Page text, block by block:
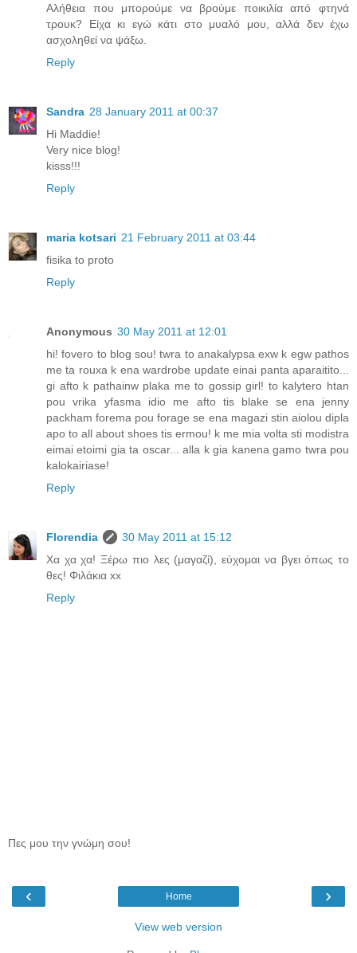
Αλήθεια που μπορούμε να βρούμε ποικιλία από φτηνά
τρουκ? Είχα κι εγώ κάτι στο μυαλό μου, αλλά δεν έχω
ασχοληθεί να ψάξω.
Reply
Sandra 28 January 2011 at 00:37
Hi Maddie!
Very nice blog!
kisss!!!
Reply
maria kotsari 21 February 2011 at 03:44
fisika to proto
Reply
Anonymous 30 May 2011 at 12:01
hi! fovero to blog sou! twra to anakalypsa exw k egw pathos
me ta rouxa k ena wardrobe update einai panta aparaitito...
gi afto k pathainw plaka me to gossip girl! to kalytero htan
pou vrika yfasma idio me afto tis blake se ena jenny
packham forema pou forage se ena magazi stin aiolou dipla
apo to all about shoes tis ermou! k me mia volta sti modistra
eimai etoimi gia ta oscar... alla k gia kanena gamo twra pou
kalokairiase!
Reply
Florendia
30 May 2011 at 15:12
Χα χα χα! Ξέρω πιο λες (μαγαζί), εύχομαι να βγει όπως το
θες! Φιλάκια xx
Reply
Πες μου την γνώμη σου!
‹ ›
Home
View web version